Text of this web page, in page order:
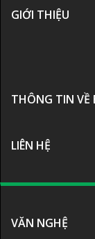
GIỚI THIỆU
THÔNG TIN VỀ
LIÊN HỆ
VĂN NGHỆ